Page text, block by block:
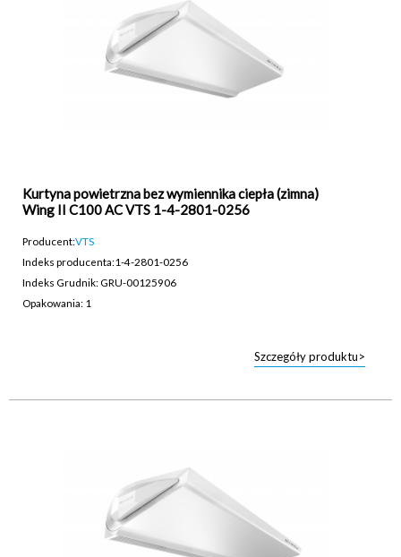
Kurtyna powietrzna bez wymiennika ciepła (zimna)
Wing II C100 AC VTS 1-4-2801-0256
Producent:VTS
Indeks producenta:1-4-2801-0256
Indeks Grudnik: GRU-00125906
Opakowania: 1
Szczegóły produktu>